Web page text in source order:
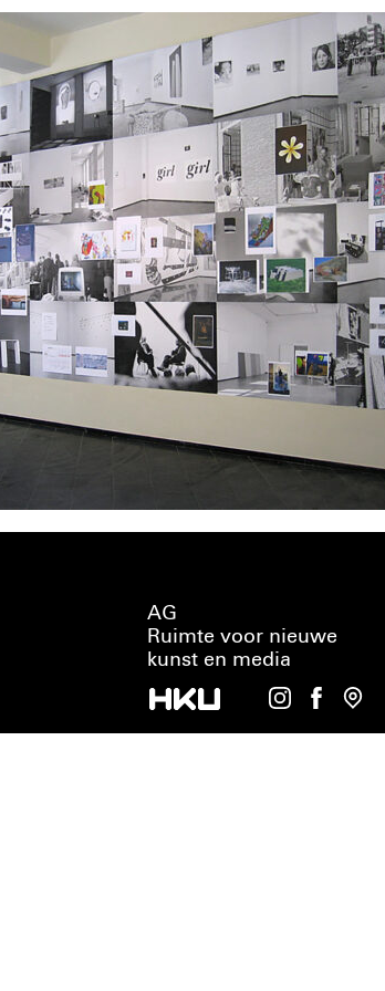
AG
Ruimte voor nieuwe
kunst en media